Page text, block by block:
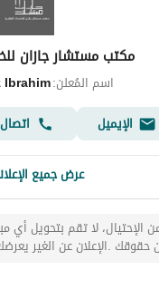
مكتب مستشار جازان
اسم المُعلن:
الإيميل
اتصال
عرض جميع
الإحتيال، لا تقم بتحويل أي
حقوقك .الإعلان عن الغير